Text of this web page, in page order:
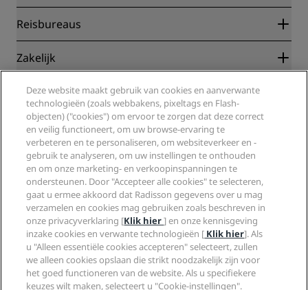
Radisson Rewards
Blog
Bestemmingen
Radisson Hotels-app
Sports Approved-hotels
Gezinsvriendelijk hotels
Gezondheid en veiligheid
Reisbureaus
Partners
Reisagenten
Zakelijk
Radisson Hotel Group
Media
Vacatures RHG
Vacatures PPHE
Vacatures EHL
The Club by RHG
Hotelontwikkeling
Duurzaam ondernemen
Inkoop
Juridisch
Privacycentrum
Juridische kennisgeving
Algemene voorwaarden voor Radisson Rewards
Gebruikersovereenkomst site
Digitale toegankelijkheid
Verklaring inzake moderne slavernij
Help
Waarschuwingen voor consumenten
Contactgegevens
Veelgestelde vragen
Sitemap
Social media
Radisson Hotels Brands
Deze website maakt gebruik van cookies en aanverwante
technologieën (zoals webbakens, pixeltags en Flash-
objecten) ("cookies") om ervoor te zorgen dat deze correct
en veilig functioneert, om uw browse-ervaring te
verbeteren en te personaliseren, om websiteverkeer en -
gebruik te analyseren, om uw instellingen te onthouden
en om onze marketing- en verkoopinspanningen te
ondersteunen. Door "Accepteer alle cookies" te selecteren,
gaat u ermee akkoord dat Radisson gegevens over u mag
verzamelen en cookies mag gebruiken zoals beschreven in
onze privacyverklaring [Klik hier] en onze kennisgeving
inzake cookies en verwante technologieën [ Klik hier]. Als
u "Alleen essentiële cookies accepteren" selecteert, zullen
we alleen cookies opslaan die strikt noodzakelijk zijn voor
het goed functioneren van de website. Als u specifiekere
keuzes wilt maken, selecteert u "Cookie-instellingen".